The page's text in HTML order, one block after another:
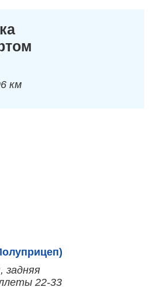
км
задняя
22-33